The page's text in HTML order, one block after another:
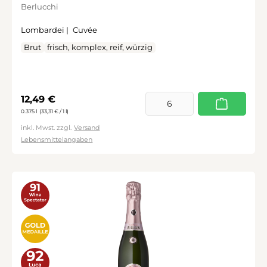
Berlucchi
Lombardei | Cuvée
Brut
frisch, komplex, reif, würzig
Regulärer Preis:
12,49 €
0.375 l (33,31 € / 1 l)
inkl. Mwst. zzgl. Versand
Lebensmittelangaben